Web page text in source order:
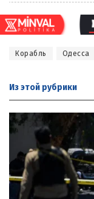
Корабль Одесса
Из этой рубрики